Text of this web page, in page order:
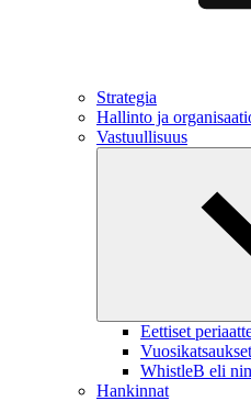
Strategia
Hallinto ja
Vastuullisuus
Eettiset
Vuosikatsaukset
WhistleB eli
Hankinnat